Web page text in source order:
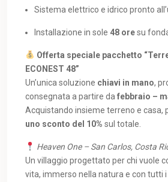
Sistema elettrico e idrico pronto
Installazione in sole 48 oresu
Offerta speciale pacchetto
ECONEST 48”
Un’unica soluzione chiavi in mano,
consegnata a partire da febbraio –
Acquistando insieme terreno e casa,
uno sconto del 10% sul totale.
Heaven One – San Carlos, Costa
Un villaggio progettato per chi vuole
vita, immerso nella natura e con tutti